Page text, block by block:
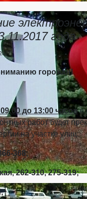
года
горожан!
до 13:00 часовв
работ будет
на участке улиц:
368;
262-310, 275-319;